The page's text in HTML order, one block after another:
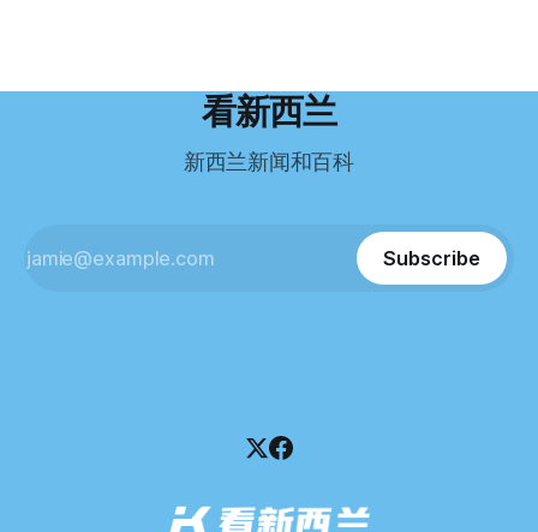
所需的英语门槛。 De Guzman选择了另一项考试——
Pearson Test of English，最终成绩是45分，而申请要求是58
纽币，员工索赔金额仍在核算中。 整体债务规模，已经逼近
这导致公司财务记录尚未完全掌握，资产处置是否合理仍待核
在核查资产出售是否符合市
看新西兰
新西兰新闻和百科
Subscribe